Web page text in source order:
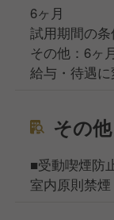
6ヶ月
試用期間の
その他：6ヶ
給与・待遇に
その他
■受動喫煙防
室内原則禁煙